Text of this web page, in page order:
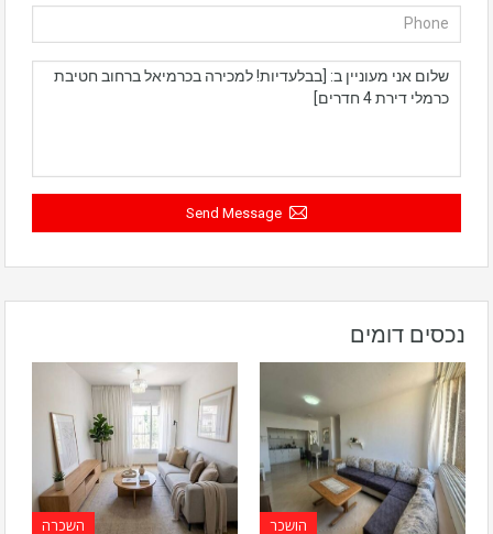
Send Message
נכסים דומים
הושכר השכרה